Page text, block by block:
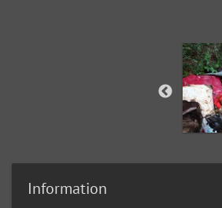
Information